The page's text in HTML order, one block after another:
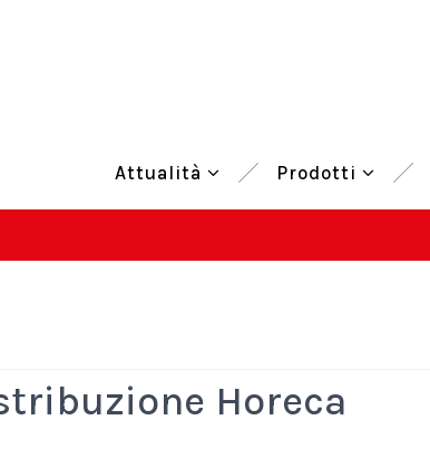
Attualità Prodotti
Horeca